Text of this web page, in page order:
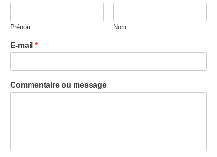
Prénom Nom
E-mail *
Commentaire ou message